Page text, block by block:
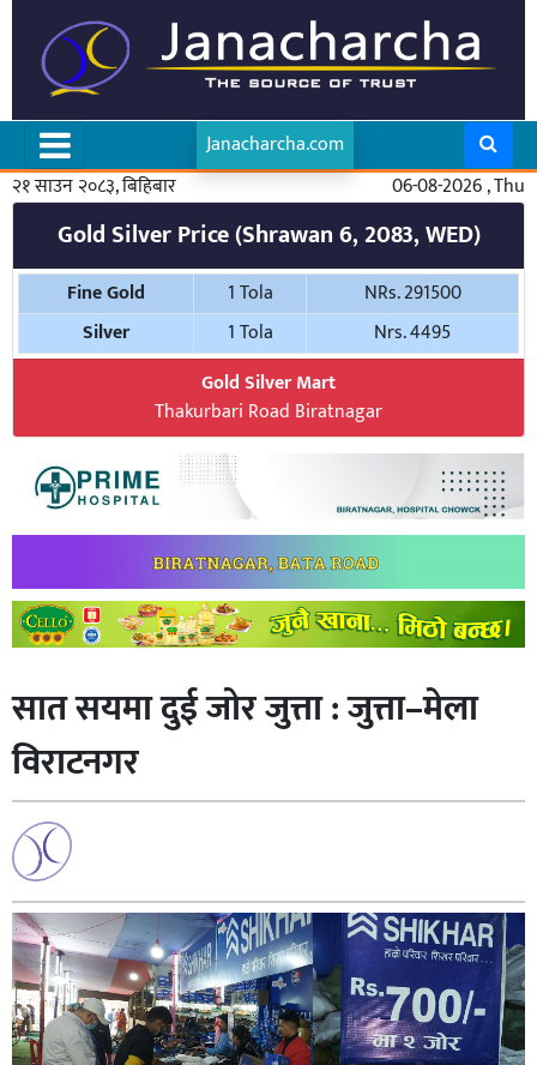
Janacharcha.com
२१ साउन २०८३, बिहिबार
06-08-2026 , Thu
Gold Silver Price (Shrawan 6, 2083, WED)
Fine Gold 1 Tola
NRs. 291500
Silver
1 Tola
Nrs. 4495
Gold Silver Mart
Thakurbari Road Biratnagar
सात सयमा दुई जोर जुत्ता : जुत्ता–मेला
विराटनगर